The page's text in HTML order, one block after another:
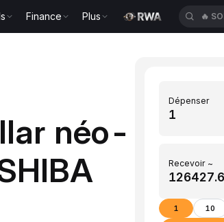
Finance Plus 🔥
néo-
Dépenser
Recevoir ~
1 10